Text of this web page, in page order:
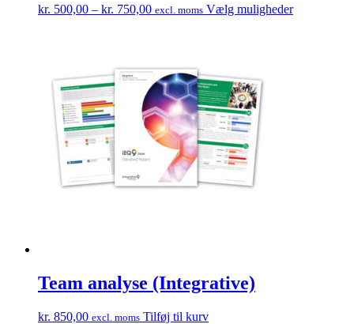
kr. 500,00 – kr. 750,00Prisinterval:
excl. moms Vælg mulighederDette
Team analyse (Integrative)
kr. 850,00 excl. moms Tilføj til kurv